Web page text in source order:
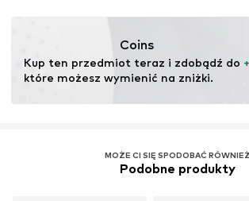
Coins
Kup ten przedmiot teraz i zdobądź do
które możesz wymienić na zniżki.
MOŻE CI SIĘ SPODOBAĆ RÓWNIEŻ
Podobne produkty